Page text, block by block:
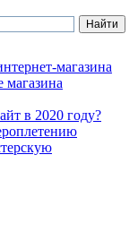
магазина
магазина
в 2020 году?